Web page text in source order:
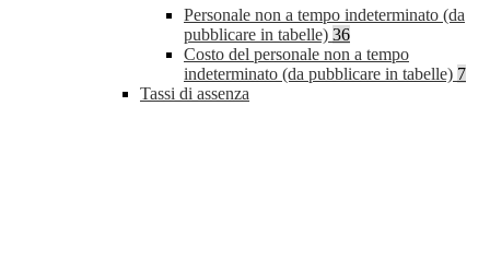
Personale non a tempo indeterminato (da
pubblicare in tabelle) 36
Costo del personale non a tempo
indeterminato (da pubblicare in tabelle) 7
Tassi di assenza